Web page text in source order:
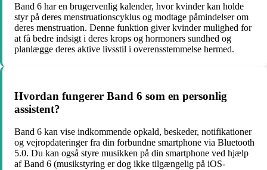
Band 6 har en brugervenlig kalender, hvor kvinder kan holde
styr på deres menstruationscyklus og modtage påmindelser om
deres menstruation. Denne funktion giver kvinder mulighed for
at få bedre indsigt i deres krops og hormoners sundhed og
planlægge deres aktive livsstil i overensstemmelse hermed.
Hvordan fungerer Band 6 som en personlig
assistent?
Band 6 kan vise indkommende opkald, beskeder, notifikationer
og vejropdateringer fra din forbundne smartphone via Bluetooth
5.0. Du kan også styre musikken på din smartphone ved hjælp
af Band 6 (musikstyring er dog ikke tilgængelig på iOS-